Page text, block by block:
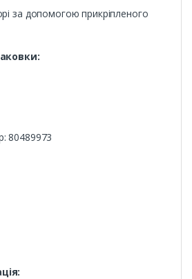
за допомогою прикріпленого
80489973